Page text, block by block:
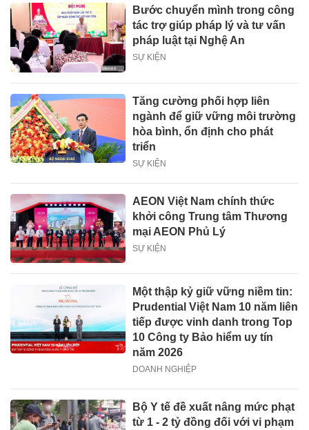
Bước chuyển mình trong công
tác trợ giúp pháp lý và tư vấn
pháp luật tại Nghệ An
SỰ KIỆN
Tăng cường phối hợp liên
ngành để giữ vững môi trường
hòa bình, ổn định cho phát
triển
SỰ KIỆN
AEON Việt Nam chính thức
khởi công Trung tâm Thương
mại AEON Phủ Lý
SỰ KIỆN
Một thập kỷ giữ vững niềm tin:
Prudential Việt Nam 10 năm liên
tiếp được vinh danh trong Top
10 Công ty Bảo hiểm uy tín
năm 2026
DOANH NGHIỆP
Bộ Y tế đề xuất nâng mức phạt
từ 1 - 2 tỷ đồng đối với vi phạm